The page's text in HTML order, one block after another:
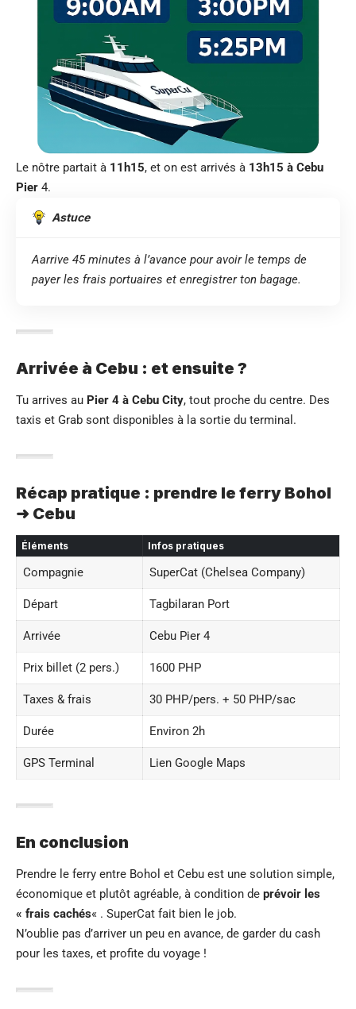
Le nôtre partait à 11h15, et on est arrivés à 13h15 à Cebu
Pier 4.
Astuce
Aarrive 45 minutes à l’avance pour avoir le temps de
payer les frais portuaires et enregistrer ton bagage.
Arrivée à Cebu : et ensuite ?
Tu arrives au Pier 4 à Cebu City, tout proche du centre. Des
taxis et Grab sont disponibles à la sortie du terminal.
Récap pratique : prendre le ferry Bohol
➜ Cebu
Éléments Infos pratiques
Compagnie SuperCat (Chelsea Company)
Départ Tagbilaran Port
Arrivée Cebu Pier 4
Prix billet (2 pers.) 1600 PHP
Taxes & frais 30 PHP/pers. + 50 PHP/sac
Durée Environ 2h
GPS Terminal Lien Google Maps
En conclusion
Prendre le ferry entre Bohol et Cebu est une solution simple,
économique et plutôt agréable, à condition de prévoir les
« frais cachés« . SuperCat fait bien le job.
N’oublie pas d’arriver un peu en avance, de garder du cash
pour les taxes, et profite du voyage !